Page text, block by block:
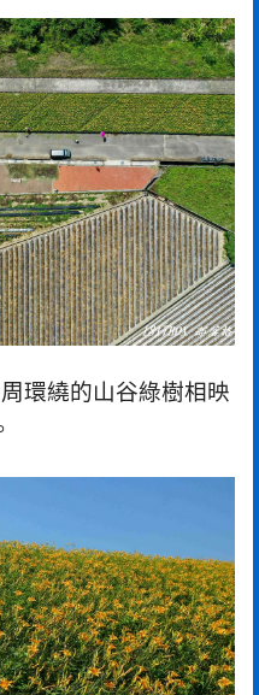
環繞的山谷綠樹相映